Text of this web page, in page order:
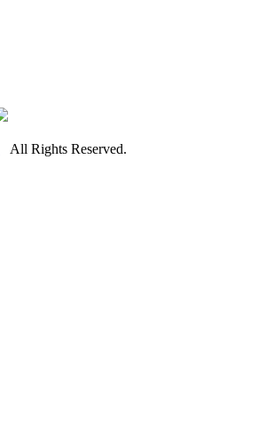
All Rights Reserved.